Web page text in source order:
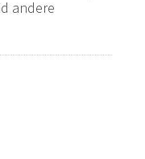
andere